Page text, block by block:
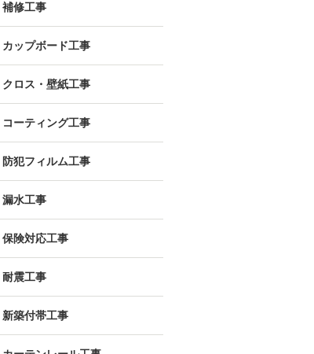
補修工事
カップボード工事
クロス・壁紙工事
コーティング工事
防犯フィルム工事
漏水工事
保険対応工事
耐震工事
新築付帯工事